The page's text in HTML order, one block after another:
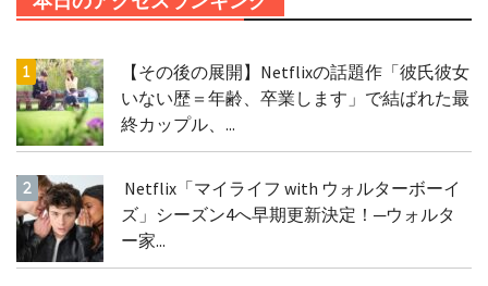
【その後の展開】Netflixの話題作「彼氏彼女
いない歴＝年齢、卒業します」で結ばれた最
終カップル、...
Netflix「マイライフ with ウォルターボーイ
ズ」シーズン4へ早期更新決定！─ウォルタ
ー家...